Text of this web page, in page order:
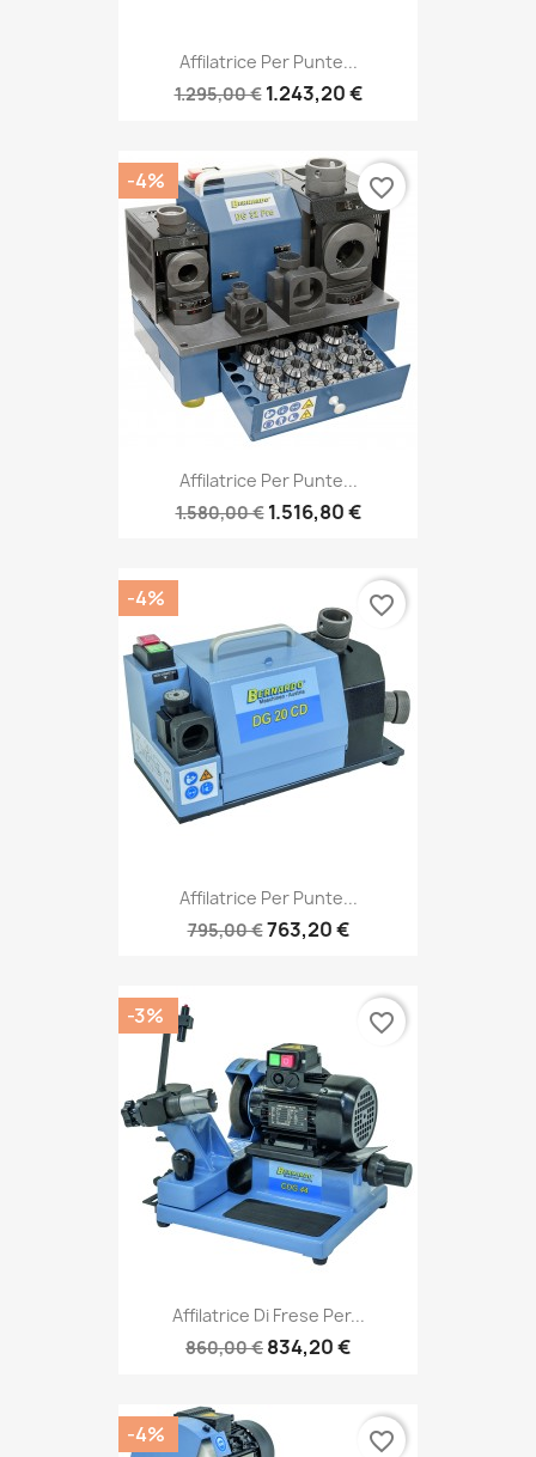
Affilatrice Per Punte...
1.295,00 € 1.243,20 €
Affilatrice Per Punte...
1.580,00 € 1.516,80 €
-4% favorite_border
Affilatrice Per Punte...
795,00 €763,20 €
-4% favorite_border
Affilatrice Di Frese Per...
860,00 € 834,20 €
-3% favorite_border
-4% favorite_border